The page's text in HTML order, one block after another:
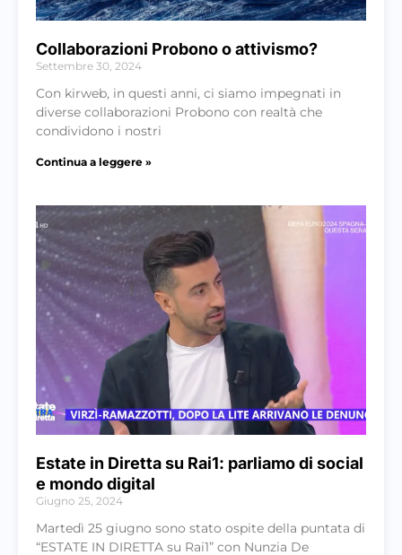
Collaborazioni Probono o attivismo?
Settembre 30, 2024
Con kirweb, in questi anni, ci siamo impegnati in
diverse collaborazioni Probono con realtà che
condividono i nostri
Continua a leggere »
Estate in Diretta su Rai1: parliamo di social
e mondo digital
Giugno 25, 2024
Martedì 25 giugno sono stato ospite della puntata di
“ESTATE IN DIRETTA su Rai1” con Nunzia De